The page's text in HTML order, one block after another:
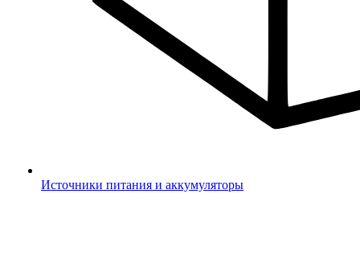
Источники питания и аккумуляторы